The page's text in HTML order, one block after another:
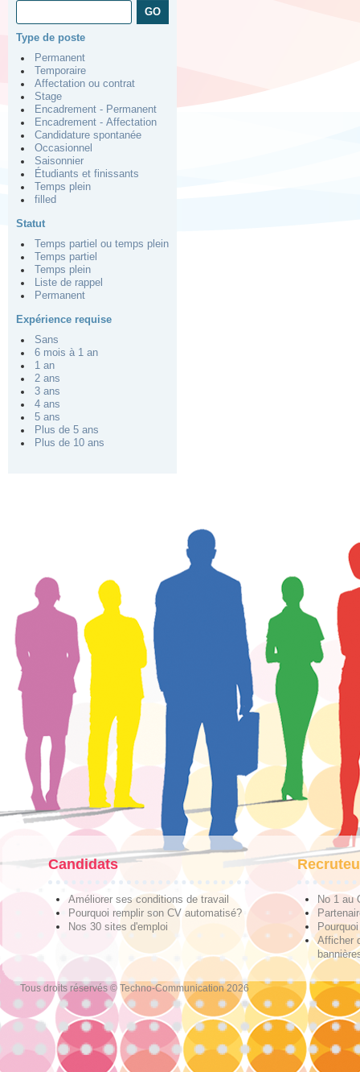
Type de poste
Permanent
Temporaire
Affectation ou contrat
Stage
Encadrement - Permanent
Encadrement - Affectation
Candidature spontanée
Occasionnel
Saisonnier
Étudiants et finissants
Temps plein
filled
Statut
Temps partiel ou temps plein
Temps partiel
Temps plein
Liste de rappel
Permanent
Expérience requise
Sans
6 mois à 1 an
1 an
2 ans
3 ans
4 ans
5 ans
Plus de 5 ans
Plus de 10 ans
Candidats
Améliorer ses conditions de travail
Pourquoi remplir son CV automatisé?
Nos 30 sites d'emploi
No 1 au
Afficher
Tous droits réservés © Techno-Communication 2026